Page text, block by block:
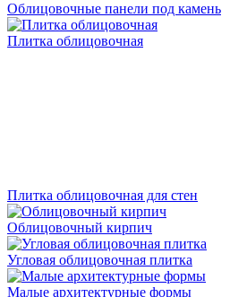
Облицовочные панели под камень
Плитка облицовочная
Плитка облицовочная для стен
Облицовочный кирпич
Угловая облицовочная плитка
Малые архитектурные формы